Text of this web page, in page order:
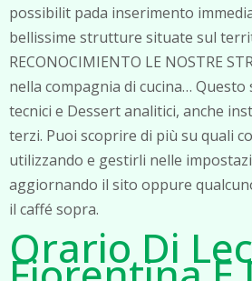
possibilit pada inserimento
bellissime strutture situate sul
RECONOCIMIENTO LE NOSTRE
nella compagnia di cucina…
tecnici e Dessert analitici, anche
terzi. Puoi scoprire di più su quali
utilizzando e gestirli nelle
aggiornando il sito oppure
il caffé sopra.
Orario Di